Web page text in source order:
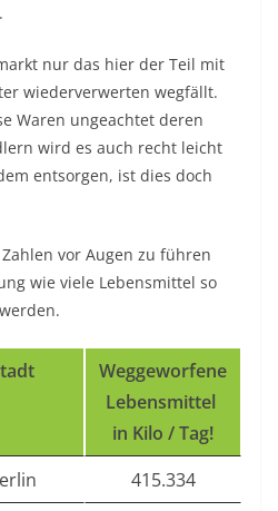
nur das hier der Teil mit
wiederverwerten wegfällt.
Waren ungeachtet deren
wird es auch recht leicht
entsorgen, ist dies doch
vor Augen zu führen
wie viele Lebensmittel so
Weggeworfene
Lebensmittel
in Kilo / Tag!
415.334